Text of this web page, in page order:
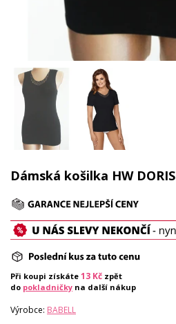
Dámská košilka HW DORIS
Při koupi získáte 13 Kč zpět
do pokladničky na další nákup
Výrobce: BABELL